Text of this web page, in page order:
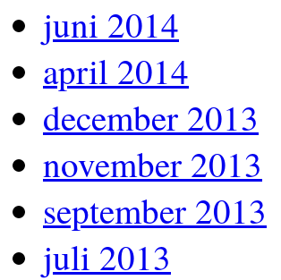
juni 2014
april 2014
december 2013
november 2013
september 2013
juli 2013